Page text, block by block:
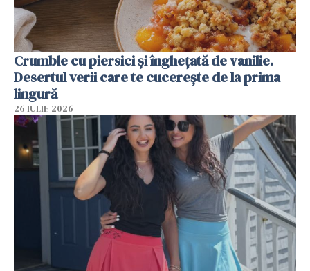
Crumble cu piersici și înghețată de vanilie.
Desertul verii care te cucerește de la prima
lingură
26 IULIE 2026